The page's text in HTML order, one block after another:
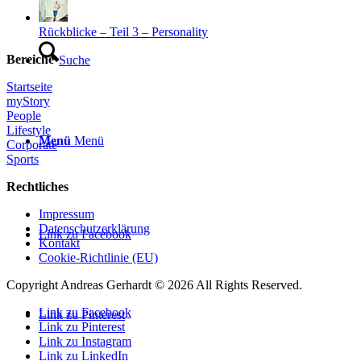
Suche
Menü Menü
Link zu Facebook
Link zu Pinterest
Rückblicke – Teil 3 – Personality
Bereiche
Startseite
myStory
People
Lifestyle
Corporate
Sports
Rechtliches
Impressum
Datenschutzerklärung
Kontakt
Cookie-Richtlinie (EU)
Copyright Andreas Gerhardt © 2026 All Rights Reserved.
Link zu Facebook
Link zu Pinterest
Link zu Instagram
Link zu LinkedIn